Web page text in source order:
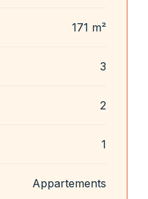
171 m²
3
2
1
Appartements